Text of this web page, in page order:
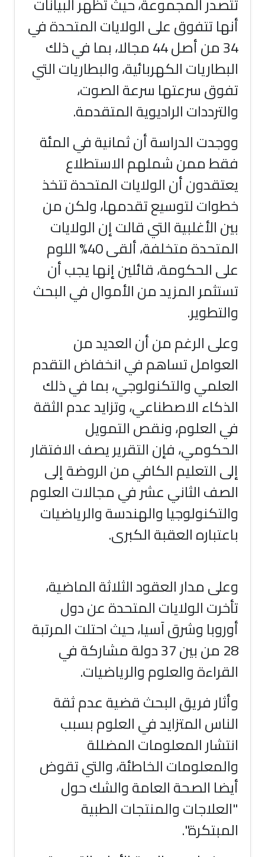
أنها تتفوق على الولايات المتحدة في
34 من أصل 44 مجالا، بما في ذلك
البطاريات الكهربائية، والبطاريات التي
تفوق سرعتها سرعة الصوت،
والترددات الراديوية المتقدمة.
ووجدت الدراسة أن ثمانية في المئة
فقط ممن شملهم الاستطلاع
يعتقدون أن الولايات المتحدة تتخذ
خطوات لتوسيع تقدمها، ولكن من
بين الأغلبية التي قالت إن الولايات
المتحدة متخلفة، ألقى 40% اللوم
على الحكومة، قائلين إنها يجب أن
تستثمر المزيد من الأموال في البحث
والتطوير.
وعلى الرغم من أن العديد من
العوامل تساهم في انخفاض التقدم
العلمي والتكنولوجي، بما في ذلك
الذكاء الاصطناعي، وتزايد عدم الثقة
في العلوم، ونقص التمويل
الحكومي، فإن التقرير يصف الافتقار
إلى التعليم الكافي من الروضة إلى
الصف الثاني عشر في مجالات العلوم
والتكنولوجيا والهندسة والرياضيات
باعتباره العقبة الكبرى.
وعلى مدار العقود الثلاثة الماضية،
تأخرت الولايات المتحدة عن دول
أوروبا وشرق آسيا، حيث احتلت المرتبة
28 من بين 37 دولة مشاركة في
القراءة والعلوم والرياضيات.
وأثار فريق البحث قضية عدم ثقة
الناس المتزايد في العلوم بسبب
انتشار المعلومات المضللة
والمعلومات الخاطئة، والتي تقوض
أيضا الصحة العامة والشك حول
"العلاجات والمنتجات الطبية
المبتكرة".